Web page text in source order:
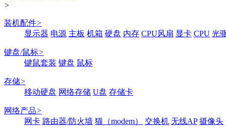
>
装机配件>
显示器 电源 主板 机箱 硬盘 内存 CPU风扇 显卡 CPU 光
键盘/鼠标>
键鼠套装 键盘 鼠标
存储>
移动硬盘 网络存储 U盘 存储卡
网络产品>
网卡 路由器/防火墙 猫（modem） 交换机 无线AP 摄像头